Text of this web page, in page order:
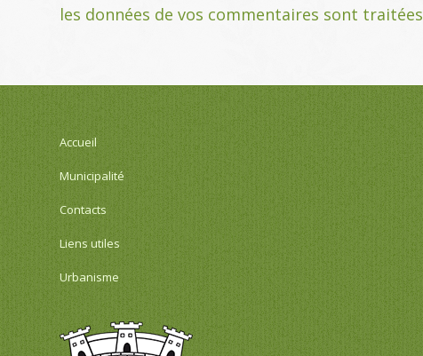
les données de vos commentaires sont traitées
Accueil
Municipalité
Contacts
Liens utiles
Urbanisme